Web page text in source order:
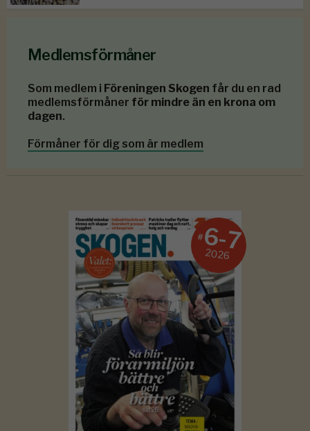
Medlemsförmåner
Som medlem i Föreningen Skogen får du en rad
medlemsförmåner för mindre än en krona om
dagen.
Förmåner för dig som är medlem
#6-7
2026